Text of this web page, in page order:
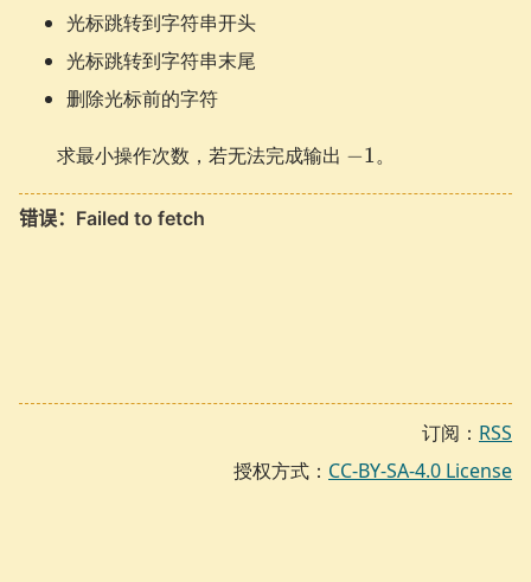
光标跳转到字符串开头
光标跳转到字符串末尾
删除光标前的字符
求最小操作次数，若无法完成输出 -1
−1。
订阅： RSS
授权方式： CC-BY-SA-4.0 License